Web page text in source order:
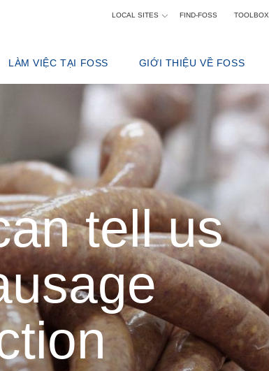
LOCAL SITES FIND-FOSS TOOLBOX
LÀM VIỆC TẠI FOSS
TẠI SAO LÀM VIỆC TẠI FOSS
GẶP GỠ CÁC ĐỘI CỦA CHÚNG TÔI
KHOA HỌC VÀ CÔNG NGHỆ TẠI FOSS
STUDENTS
GIỚI THIỆU VỀ FOSS
VỀ CÔNG TY
TÒA SOẠN
SỰ BỀN VỮNG
SỰ ĐỔI MỚI
KỸ THUẬT SỐ
ĐIỀU KHOẢN & CHÍNH SÁCH
tell us